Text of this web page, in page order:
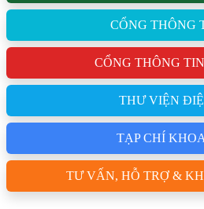
CỔNG THÔNG
CỔNG THÔNG
THƯ VIỆN
TẠP CHÍ
TƯ VẤN, HỖ TRỢ &